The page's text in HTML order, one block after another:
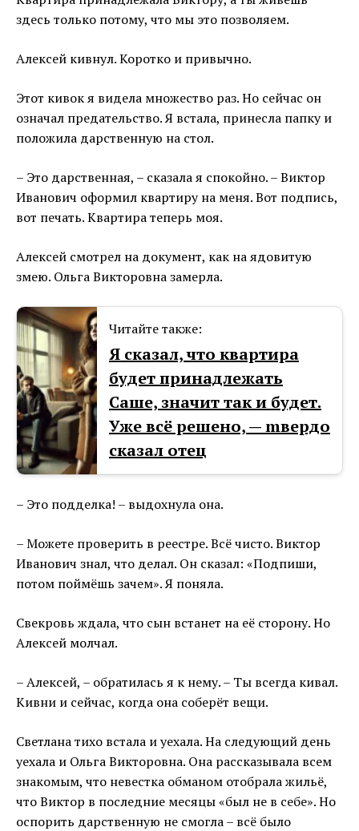
здесь только потому, что мы это позволяем.
Алексей кивнул. Коротко и привычно.
Этот кивок я видела множество раз. Но сейчас он
означал предательство. Я встала, принесла папку и
положила дарственную на стол.
– Это дарственная, – сказала я спокойно. – Виктор
Иванович оформил квартиру на меня. Вот подпись,
вот печать. Квартира теперь моя.
Алексей смотрел на документ, как на ядовитую
змею. Ольга Викторовна замерла.
Читайте также:
Я сказал, что квартира
будет принадлежать
Саше, значит так и будет.
Уже всё решено, — mвердо
сказал отец
– Это подделка! – выдохнула она.
– Можете проверить в реестре. Всё чисто. Виктор
Иванович знал, что делал. Он сказал: «Подпиши,
потом поймёшь зачем». Я поняла.
Свекровь ждала, что сын встанет на её сторону. Но
Алексей молчал.
– Алексей, – обратилась я к нему. – Ты всегда кивал.
Кивни и сейчас, когда она соберёт вещи.
Светлана тихо встала и уехала. На следующий день
уехала и Ольга Викторовна. Она рассказывала всем
знакомым, что невестка обманом отобрала жильё,
что Виктор в последние месяцы «был не в себе». Но
оспорить дарственную не смогла – всё было